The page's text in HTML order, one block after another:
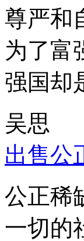
尊严和
为了富
强国却
吴思
出售公
公正稀
一切的